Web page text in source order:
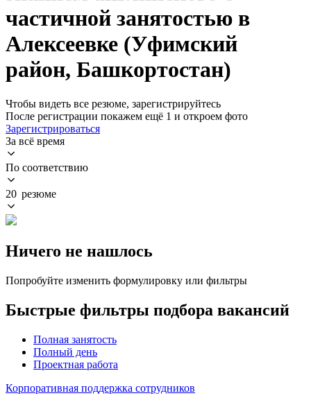
частичной занятостью в
Алексеевке (Уфимский
район, Башкортостан)
Чтобы видеть все резюме, зарегистрируйтесь
После регистрации покажем ещё 1 и откроем фото
Зарегистрироваться
За всё время
По соответствию
20 резюме
Ничего не нашлось
Попробуйте изменить формулировку или фильтры
Быстрые фильтры подбора вакансий
Полная занятость
Полный день
Проектная работа
Корпоративная поддержка сотрудников